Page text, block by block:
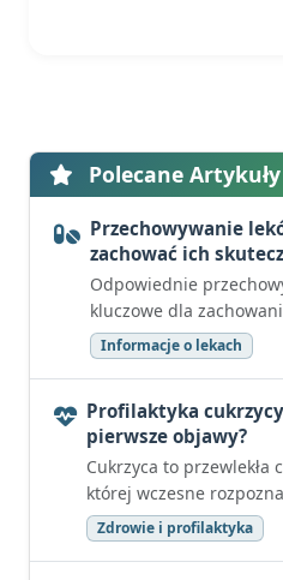
Polecane Artykuły
Przechowywanie
zachować ich
Odpowiednie
kluczowe dla
Informacje o lekach
Profilaktyka
pierwsze objawy?
Cukrzyca to przewlekła
której wczesne
Zdrowie i profilaktyka